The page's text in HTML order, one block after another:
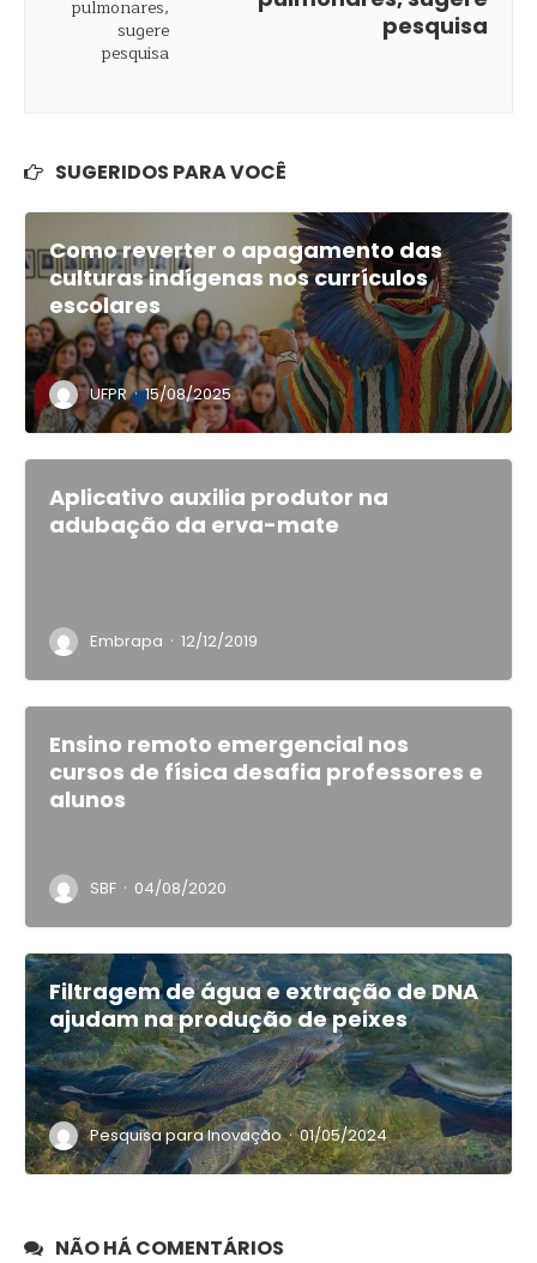
pesquisa
SUGERIDOS PARA VOCÊ
Como reverter o apagamento das
culturas indígenas nos currículos
escolares
UFPR · 15/08/2025
Aplicativo auxilia produtor na
adubação da erva-mate
Embrapa · 12/12/2019
Ensino remoto emergencial nos
cursos de física desafia professores e
alunos
SBF · 04/08/2020
Filtragem de água e extração de DNA
ajudam na produção de peixes
Pesquisa para Inovação · 01/05/2024
NÃO HÁ COMENTÁRIOS